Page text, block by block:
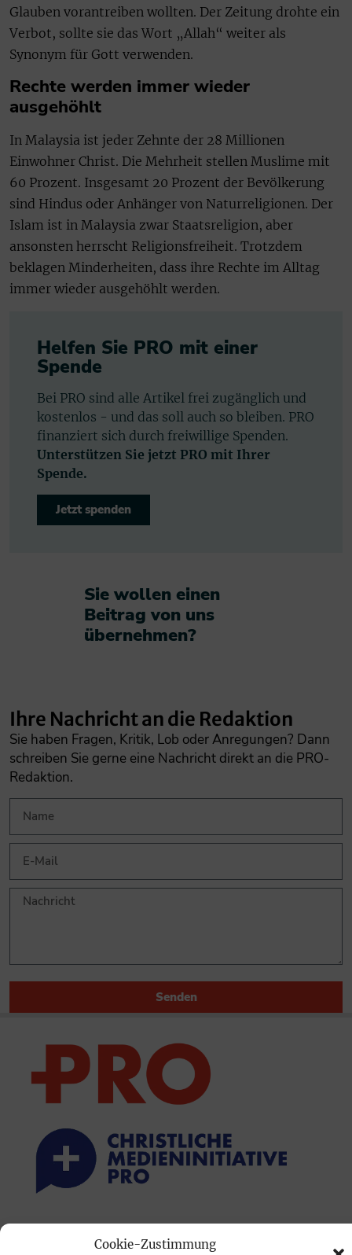
Cookie-Zustimmung
Glauben vorantreiben wollten. Der Zeitung drohte ein
Verbot, sollte sie das Wort „Allah“ weiter als
Synonym für Gott verwenden.
Rechte werden immer wieder
ausgehöhlt
In Malaysia ist jeder Zehnte der 28 Millionen
Einwohner Christ. Die Mehrheit stellen Muslime mit
60 Prozent. Insgesamt 20 Prozent der Bevölkerung
sind Hindus oder Anhänger von Naturreligionen. Der
Islam ist in Malaysia zwar Staatsreligion, aber
ansonsten herrscht Religionsfreiheit. Trotzdem
beklagen Minderheiten, dass ihre Rechte im Alltag
immer wieder ausgehöhlt werden.
Helfen Sie PRO mit einer
Spende
Bei PRO sind alle Artikel frei zugänglich und
kostenlos - und das soll auch so bleiben. PRO
finanziert sich durch freiwillige Spenden.
Unterstützen Sie jetzt PRO mit Ihrer
Spende.
Jetzt spenden
Sie wollen einen
Beitrag von uns
übernehmen?​
Ihre Nachricht an die Redaktion
Sie haben Fragen, Kritik, Lob oder Anregungen? Dann
schreiben Sie gerne eine Nachricht direkt an die PRO-
Redaktion.
Senden
PRINTAUSGABE